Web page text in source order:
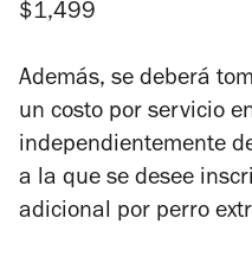
$1,499
Además, se deberá
un costo por servicio
independientemente
a la que se desee
adicional por perro